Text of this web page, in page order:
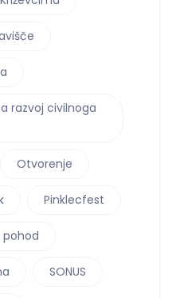
razvoj civilnoga
Otvorenje
Pinklecfest
pohod
SONUS